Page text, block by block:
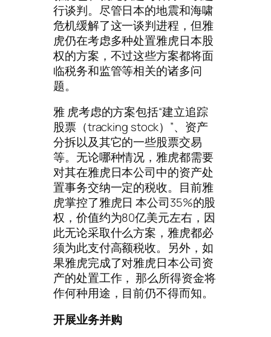
行谈判。尽管日本的地震和海啸
危机缓解了这一谈判进程，但雅
虎仍在考虑多种处置雅虎日本股
权的方案，不过这些方案都将面
临税务和监管等相关的诸多问
题。
雅 虎考虑的方案包括“建立追踪
股票（tracking stock）”、资产
分拆以及其它的一些股票交易
等。无论哪种情况，雅虎都需要
对其在雅虎日本公司中的资产处
置事务交纳一定的税收。目前雅
虎掌控了雅虎日 本公司35%的股
权，价值约为80亿美元左右，因
此无论采取什么方案，雅虎都必
须为此支付高额税收。另外，如
果雅虎完成了对雅虎日本公司资
产的处置工作， 那么所得资金将
作何种用途，目前仍不得而知。
开展业务并购